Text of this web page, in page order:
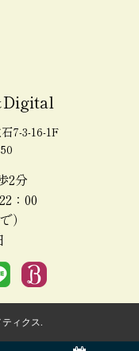
Digital
7-3-16-1F
2分
：00
）
ィクス.